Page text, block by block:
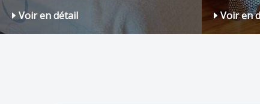
Voir en détail
Voir en